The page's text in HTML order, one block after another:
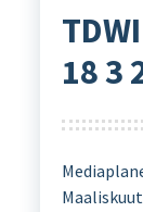
18 3